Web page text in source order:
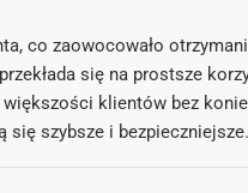
co zaowocowało
się na prostsze
klientów bez
się szybsze i bezpieczniejsze.